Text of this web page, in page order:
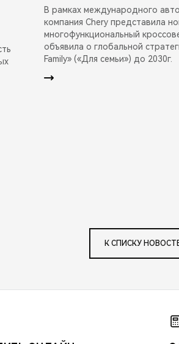
В рамках международного
компания Chery представила
многофункциональный
объявила о глобальной
Family» («Для семьи») до 2030г.
К СПИСКУ